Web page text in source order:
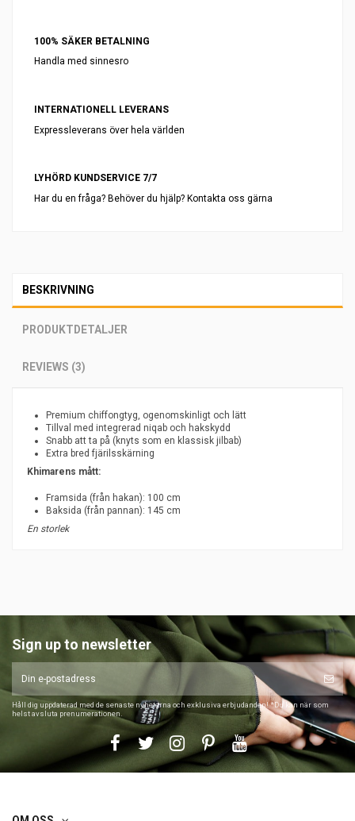
100% SÄKER BETALNING
Handla med sinnesro
INTERNATIONELL LEVERANS
Expressleverans över hela världen
LYHÖRD KUNDSERVICE 7/7
Har du en fråga? Behöver du hjälp? Kontakta oss gärna
BESKRIVNING
PRODUKTDETALJER
REVIEWS (3)
Premium chiffongtyg, ogenomskinligt och lätt
Tillval med integrerad niqab och hakskydd
Snabb att ta på (knyts som en klassisk jilbab)
Extra bred fjärilsskärning
Khimarens mått:
Framsida (från hakan): 100 cm
Baksida (från pannan): 145 cm
En storlek
Sign up to newsletter
Håll dig uppdaterad med de senaste nyheterna och exklusiva erbjudanden! *Du kan när som
helst avsluta prenumerationen.